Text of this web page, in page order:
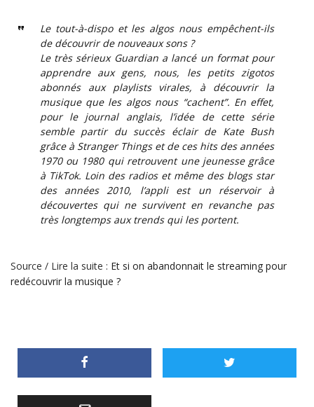
Le tout-à-dispo et les algos nous empêchent-ils
de découvrir de nouveaux sons ?
Le très sérieux Guardian a lancé un format pour
apprendre aux gens, nous, les petits zigotos
abonnés aux playlists virales, à découvrir la
musique que les algos nous “cachent”. En effet,
pour le journal anglais, l’idée de cette série
semble partir du succès éclair de Kate Bush
grâce à Stranger Things et de ces hits des années
1970 ou 1980 qui retrouvent une jeunesse grâce
à TikTok. Loin des radios et même des blogs star
des années 2010, l’appli est un réservoir à
découvertes qui ne survivent en revanche pas
très longtemps aux trends qui les portent.
Source / Lire la suite : Et si on abandonnait le streaming pour
redécouvrir la musique ?